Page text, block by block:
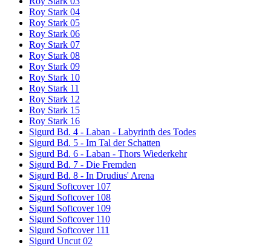
Roy Stark 04
Roy Stark 05
Roy Stark 06
Roy Stark 07
Roy Stark 08
Roy Stark 09
Roy Stark 10
Roy Stark 11
Roy Stark 12
Roy Stark 15
Roy Stark 16
Sigurd Bd. 4 - Laban - Labyrinth des Todes
Sigurd Bd. 5 - Im Tal der Schatten
Sigurd Bd. 6 - Laban - Thors Wiederkehr
Sigurd Bd. 7 - Die Fremden
Sigurd Bd. 8 - In Drudius' Arena
Sigurd Softcover 107
Sigurd Softcover 108
Sigurd Softcover 109
Sigurd Softcover 110
Sigurd Softcover 111
Sigurd Uncut 02